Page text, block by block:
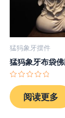
猛犸象牙摆件
猛犸象牙布袋
评
分
0
&sol;
阅读更多